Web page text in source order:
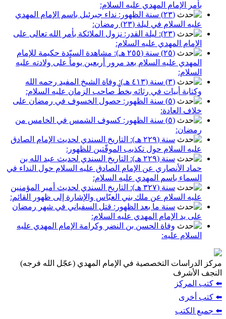
بأمر الإمام المهدي عليه السلام:
(٢٣) سنة الظهور: نداء جبرئيل باسم الإمام المهدي
عليه السلام في ليلة (٢٣) رمضان:
(٢٣): ليلة القدر: نزول الملائكة بأمر الله تعالى على
الإمام المهدي عليه السلام:
(٢٥) سنة (٢٥٥ هـ): مشاهدة السيّدة حكيمة للإمام
المهدي عليه السلام بعد مرور أربعين يوماً على ولادته عليه
السلام:
(٣) سنة (٤١٣ هـ): وفاة الشيخ المفيد رحمه الله
وكتابة أبيات في رثائه بخطّ صاحب الزمان عليه السلام:
(٥) سنة الظهور: حصول الخسوف في رمضان على
خلاف العادة:
(٥) سنة الظهور: كسوف الشمس في الخامس من
رمضان:
سنة (٢٢٩ هـ): التاريخ السندي لحديث الإمام الصادق
عليه السلام حول تكذيب الموقّتين للظهور:
سنة (٢٢٩ هـ): التاريخ السندي لحديث عبد الله بن
حماد الأنصاري عن الإمام الصادق عليه السلام حول النداء في
السماء باسم المهدي عليه السلام:
سنة (٣٢٧ هـ): التاريخ السندي لحديث أمير المؤمنين
عليه السلام عن ملك بني العبّاس والإشارة إلى ظهور القائم:
سنة ما بعد الظهور: قتل السفياني في شهر رمضان
على يد الإمام المهدي عليه السلام:
وفاة الحسن بن النضر وكرامة الإمام المهدي عليه
السلام عليه:
مركز الدراسات التخصصية في الإمام المهدي (عجّل الله فرجه)
النجف الأشرف
⬅️ كتب المركز
⬅️ كتب أخرى
⬅️ جميع الكتب